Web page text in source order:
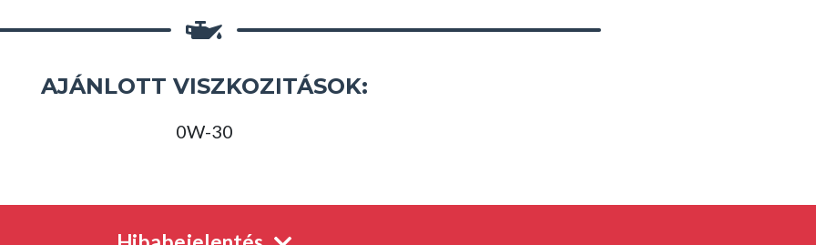
AJÁNLOTT VISZKOZITÁSOK:
0W-30